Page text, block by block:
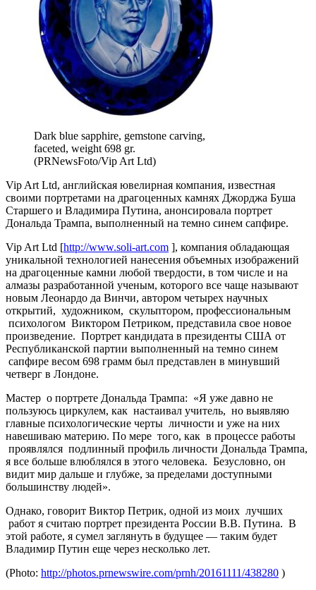
Dark blue sapphire, gemstone carving,
faceted, weight 698 gr.
(PRNewsFoto/Vip Art Ltd)
Vip Art Ltd, английская ювелирная компания, известная
своими портретами на драгоценных камнях Джорджа Буша
Старшего и Владимира Путина, анонсировала портрет
Дональда Трампа, выполненный на темно синем сапфире.
Vip Art Ltd [http://www.soli-art.com ], компания обладающая
уникальной технологией нанесения объемных изображений
на драгоценные камни любой твердости, в том числе и на
алмазы разработанной ученым, которого все чаще называют
новым Леонардо да Винчи, автором четырех научных
открытий, художником, скульптором, профессиональным
психологом Виктором Петриком, представила свое новое
произведение. Портрет кандидата в президенты США от
Республиканской партии выполненный на темно синем
сапфире весом 698 грамм был представлен в минувший
четверг в Лондоне.
Мастер о портрете Дональда Трампа: «Я уже давно не
пользуюсь циркулем, как настаивал учитель, но выявляю
главные психологические черты личности и уже на них
навешиваю материю. По мере того, как в процессе работы
проявлялся подлинный профиль личности Дональда Трампа,
я все больше влюблялся в этого человека. Безусловно, он
видит мир дальше и глубже, за пределами доступными
большинству людей».
Однако, говорит Виктор Петрик, одной из моих лучших
работ я считаю портрет президента России В.В. Путина. В
этой работе, я сумел заглянуть в будущее — таким будет
Владимир Путин еще через несколько лет.
(Photo: http://photos.prnewswire.com/prnh/20161111/438280 )